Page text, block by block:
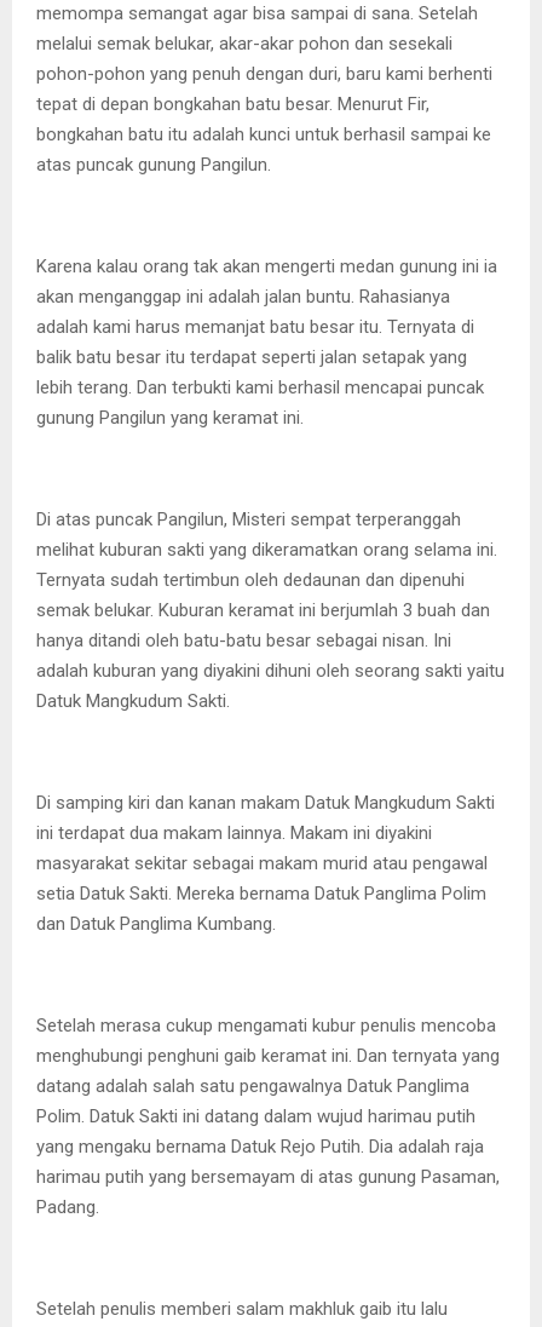
memompa semangat agar bisa sampai di sana. Setelah
melalui semak belukar, akar-akar pohon dan sesekali
pohon-pohon yang penuh dengan duri, baru kami berhenti
tepat di depan bongkahan batu besar. Menurut Fir,
bongkahan batu itu adalah kunci untuk berhasil sampai ke
atas puncak gunung Pangilun.
Karena kalau orang tak akan mengerti medan gunung ini ia
akan menganggap ini adalah jalan buntu. Rahasianya
adalah kami harus memanjat batu besar itu. Ternyata di
balik batu besar itu terdapat seperti jalan setapak yang
lebih terang. Dan terbukti kami berhasil mencapai puncak
gunung Pangilun yang keramat ini.
Di atas puncak Pangilun, Misteri sempat terperanggah
melihat kuburan sakti yang dikeramatkan orang selama ini.
Ternyata sudah tertimbun oleh dedaunan dan dipenuhi
semak belukar. Kuburan keramat ini berjumlah 3 buah dan
hanya ditandi oleh batu-batu besar sebagai nisan. Ini
adalah kuburan yang diyakini dihuni oleh seorang sakti yaitu
Datuk Mangkudum Sakti.
Di samping kiri dan kanan makam Datuk Mangkudum Sakti
ini terdapat dua makam lainnya. Makam ini diyakini
masyarakat sekitar sebagai makam murid atau pengawal
setia Datuk Sakti. Mereka bernama Datuk Panglima Polim
dan Datuk Panglima Kumbang.
Setelah merasa cukup mengamati kubur penulis mencoba
menghubungi penghuni gaib keramat ini. Dan ternyata yang
datang adalah salah satu pengawalnya Datuk Panglima
Polim. Datuk Sakti ini datang dalam wujud harimau putih
yang mengaku bernama Datuk Rejo Putih. Dia adalah raja
harimau putih yang bersemayam di atas gunung Pasaman,
Padang.
Setelah penulis memberi salam makhluk gaib itu lalu